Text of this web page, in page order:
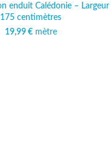
enduit Calédonie – Largeur
175 centimètres
19,99 €mètre